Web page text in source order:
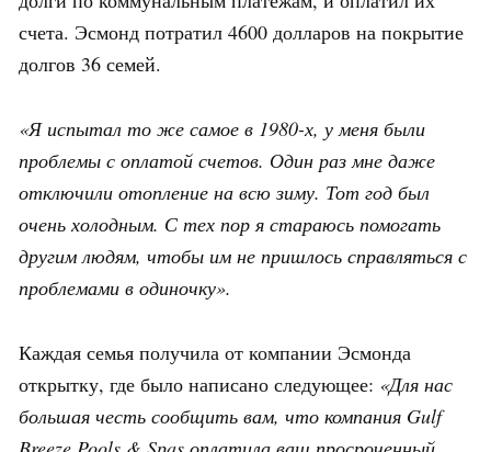
счета. Эсмонд потратил 4600 долларов на покрытие
долгов 36 семей.
«Я испытал то же самое в 1980-х, у меня были
проблемы с оплатой счетов. Один раз мне даже
отключили отопление на всю зиму. Тот год был
очень холодным. С тех пор я стараюсь помогать
другим людям, чтобы им не пришлось справляться с
проблемами в одиночку».
Каждая семья получила от компании Эсмонда
открытку, где было написано следующее: «Для нас
большая честь сообщить вам, что компания Gulf